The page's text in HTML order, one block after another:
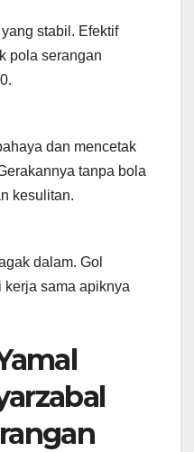
stabil. Efektif
pola serangan
dan mencetak
tanpa bola
kesulitan.
dalam. Gol
kerja sama apiknya